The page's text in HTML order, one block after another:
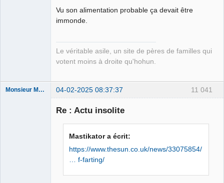
Vu son alimentation probable ça devait être
immonde.
Le véritable asile, un site de pères de familles qui
votent moins à droite qu'hohun.
11 041
Monsieur Maurice 04-02-2025 08:37:37
Re : Actu insolite
Mastikator a écrit:
https://www.thesun.co.uk/news/33075854/
… f-farting/